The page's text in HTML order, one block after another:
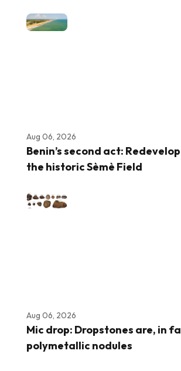
Aug 06, 2026
Benin’s second act:
the historic Sèmè Field
Aug 06, 2026
Mic drop: Dropstones are, in
polymetallic nodules